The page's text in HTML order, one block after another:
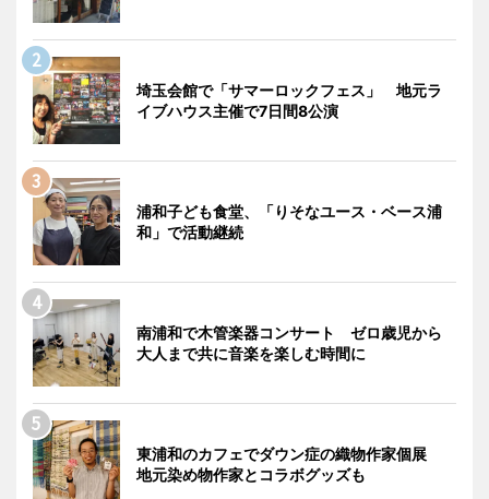
埼玉会館で「サマーロックフェス」 地元ラ
イブハウス主催で7日間8公演
浦和子ども食堂、「りそなユース・ベース浦
和」で活動継続
南浦和で木管楽器コンサート ゼロ歳児から
大人まで共に音楽を楽しむ時間に
東浦和のカフェでダウン症の織物作家個展
地元染め物作家とコラボグッズも